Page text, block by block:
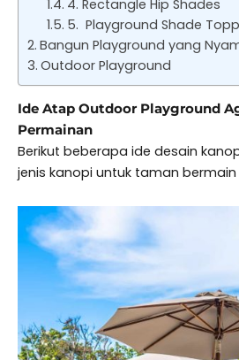
4. Rectangle Hip Shades
5. Playground Shade
Bangun Playground yang
Outdoor Playground
Ide Atap Outdoor Playground
Permainan
Berikut beberapa ide desain
jenis kanopi untuk taman bermain